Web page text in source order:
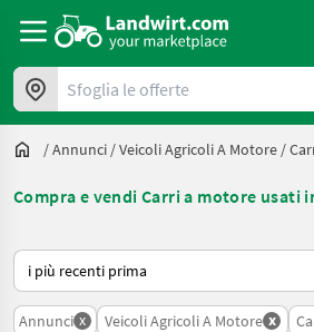
Sfoglia le offerte
/Annunci /Veicoli Agricoli A Motore /
Compra e vendi Carri a motore usati
Ecco come viene ordinato su
Annunci x Veicoli Agricoli A Motore x